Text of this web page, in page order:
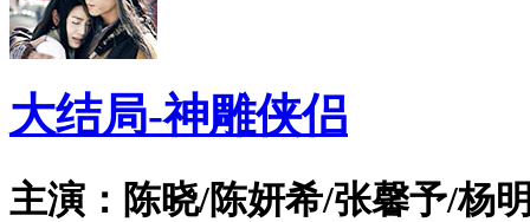
大结局-神雕侠侣
主演：陈晓/陈妍希/张馨予/杨